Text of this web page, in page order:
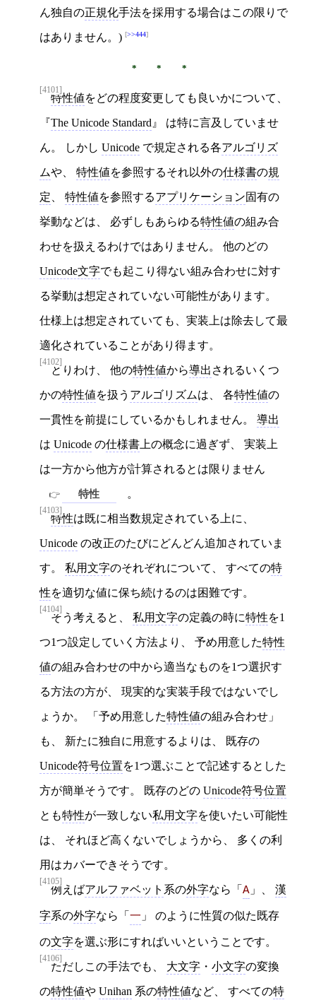
ん独自の正規化手法を採用する場合はこの限りで
はありません。) >>444
[4101]
特性値をどの程度変更しても良いかについて、
The Unicode Standard は特に言及していませ
ん。 しかし Unicode で規定される各アルゴリズ
ムや、 特性値を参照するそれ以外の仕様書の規
定 特性値を参照するアプリケーション固有の
挙動などは、 必ずしもあらゆる特性値の組み合
わせを扱えるわけではありません。 他のどの
Unicode文字でも起こり得ない組み合わせに対す
る挙動は想定されていない可能性があります。
仕様上は想定されていても、実装上は除去して最
適化されていることがあり得ます。
[4102]
とりわけ、 他の特性値から導出 されるいくつ
かの特性値を扱う アルゴリズムは、 各特性値の
一貫性を前提にしているかもしれません。 導出
は Unicode の仕様書 上の概念に過ぎず、 実装上
は一方から他方が計算されるとは限りません
特性 。
[4103]
特性は既に相当数規定されている上に、
Unicode の改正のたびにどんどん追加されていま
す。 私用文字のそれぞれについて、 すべての特
性を適切な値に保ち続けるのは困難です。
[4104]
そう考えると、 私用文字の定義の時に特性を1
つ1つ設定していく方法より、 予め用意した特性
値の組み合わせの中から適当なものを1つ選択す
る方法の方が、 現実的な実装手段ではないでし
ょうか。 「予め用意した特性値の組み合わせ」
も、 新たに独自に用意するよりは、 既存の
Unicode符号位置を1つ選ぶことで記述するとした
方が簡単そうです。 既存のどの Unicode符号位置
とも特性が一致しない私用文字を使いたい可能性
は、 それほど高くないでしょうから、 多くの利
用はカバーできそうです。
[4105]
例えばアルファベット 系の外字なら「 A 」、 漢
字系の外字なら「 一 」 のように性質の似た既存
の文字を選ぶ形にすればいいということです。
[4106]
ただしこの手法でも、 大文字 ・ 小文字の変換
の特性値や Unihan 系の特性値など、 すべての特